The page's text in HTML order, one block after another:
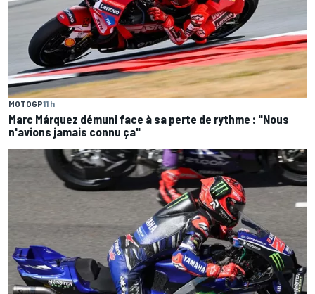
MOTOGP11 h
Marc Márquez démuni face à sa perte de rythme : "Nous
n'avions jamais connu ça"